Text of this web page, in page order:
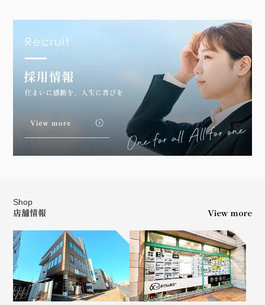
Shop
店舗情報 View more